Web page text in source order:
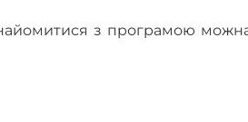
з програмою